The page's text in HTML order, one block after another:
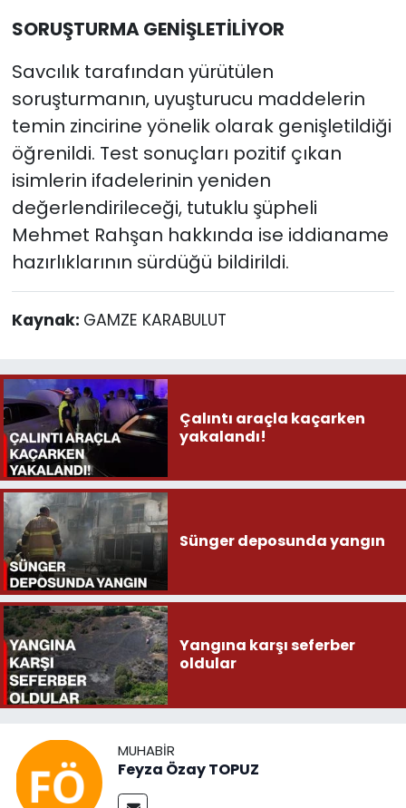
SORUŞTURMA GENİŞLETİLİYOR
Savcılık tarafından yürütülen
soruşturmanın, uyuşturucu maddelerin
temin zincirine yönelik olarak genişletildiği
öğrenildi. Test sonuçları pozitif çıkan
isimlerin ifadelerinin yeniden
değerlendirileceği, tutuklu şüpheli
Mehmet Rahşan hakkında ise iddianame
hazırlıklarının sürdüğü bildirildi.
Kaynak: GAMZE KARABULUT
Çalıntı araçla kaçarken
yakalandı!
Sünger deposunda yangın
Yangına karşı seferber
oldular
MUHABIR
Feyza Özay TOPUZ